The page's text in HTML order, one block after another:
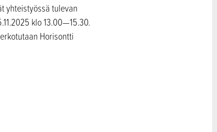
yhteistyössä tulevan
klo 13.00—15.30.
Horisontti